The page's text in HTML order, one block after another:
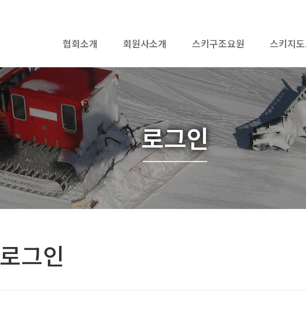
협회소개 회원사소개 스키구조요원 스키지
로그인
로그인